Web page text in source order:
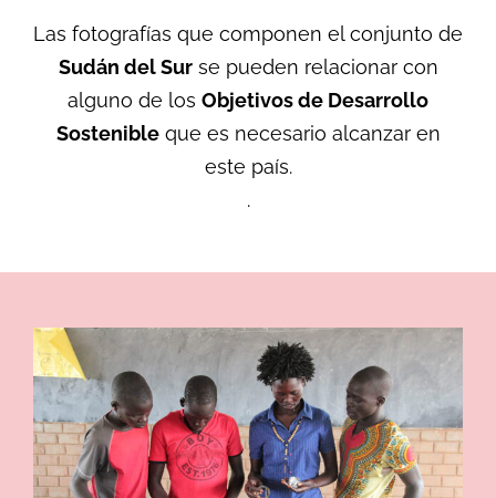
Las fotografías que componen el conjunto de
Sudán del Surse pueden relacionar con
alguno de los Objetivos de Desarrollo
Sostenibleque es necesario alcanzar en
este país.
.